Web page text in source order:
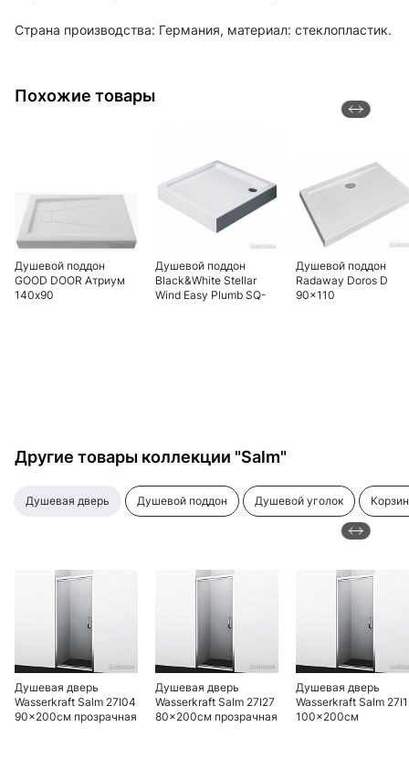
Страна производства: Германия, материал: стеклопластик.
Похожие товары
Душевой поддон
GOOD DOOR Атриум
140х90
Душевой поддон
Black&White Stellar
Wind Easy Plumb SQ-
Душевой поддон
Radaway Doros D
90x110
Другие товары коллекции "Salm"
душевая дверь душевой поддон душевой уголок
Душевая дверь
Wasserkraft Salm 27I04
90x200см прозрачная
Душевая дверь
Wasserkraft Salm 27I27
80x200см прозрачная
Душевая дверь
Wasserkraft Salm
100x200см